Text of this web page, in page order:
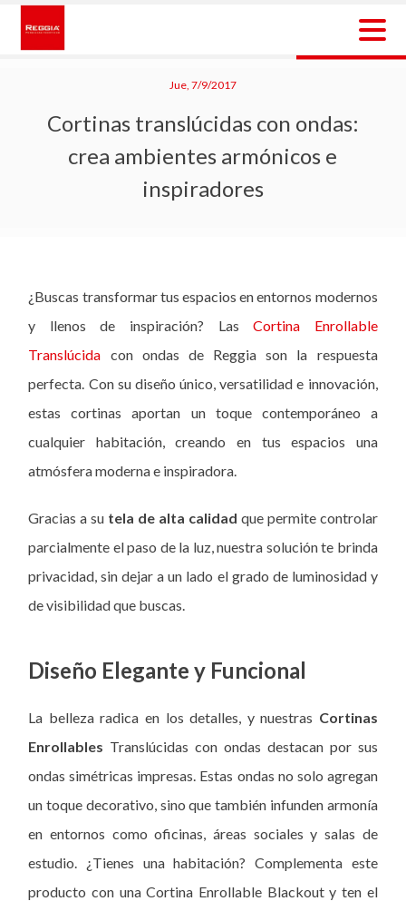
Skip
content
Jue, 7/9/2017
Cortinas translúcidas con ondas:
crea ambientes armónicos e
inspiradores
¿Buscas transformar tus espacios en entornos modernos
y llenos de inspiración? LasCortina Enrollable
Translúcida con ondas de Reggia son la respuesta
perfecta. Con su diseño único, versatilidad e innovación,
estas cortinas aportan un toque contemporáneo a
cualquier habitación, creando en tus espacios una
atmósfera moderna e inspiradora.
Gracias a su tela de alta calidad que permite controlar
parcialmente el paso de la luz, nuestra solución te brinda
privacidad, sin dejar a un lado el grado de luminosidad y
de visibilidad que buscas.
Diseño Elegante y Funcional
La belleza radica en los detalles, y nuestras Cortinas
Enrollables Translúcidas con ondas destacan por sus
ondas simétricas impresas. Estas ondas no solo agregan
un toque decorativo, sino que también infunden armonía
en entornos como oficinas, áreas sociales y salas de
estudio. ¿Tienes una habitación? Complementa este
producto con una Cortina Enrollable Blackout y ten el